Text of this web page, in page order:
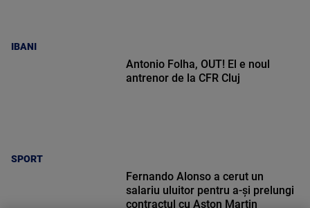
IBANI
SPORT
Antonio Folha, OUT! El e noul
antrenor de la CFR Cluj
Fernando Alonso a cerut un
salariu uluitor pentru a-și prelungi
contractul cu Aston Martin